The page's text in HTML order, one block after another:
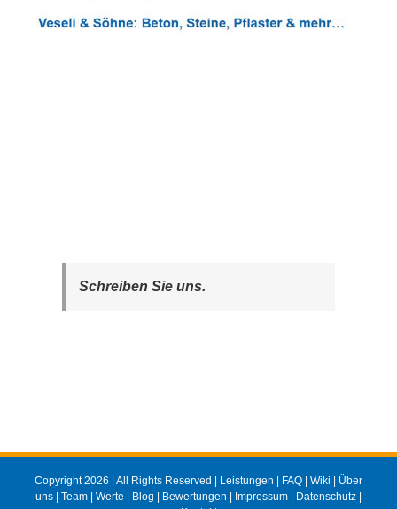
Schreiben Sie uns.
Copyright 2026 | All Rights Reserved | Leistungen | FAQ | Wiki | Über
uns | Team | Werte | Blog | Bewertungen | Impressum | Datenschutz |